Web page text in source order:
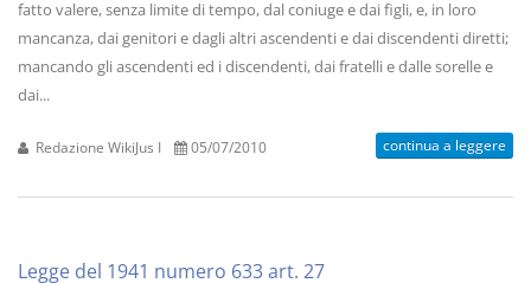
fatto valere, senza limite di tempo, dal coniuge e dai figli, e, in loro
mancanza, dai genitori e dagli altri ascendenti e dai discendenti diretti;
mancando gli ascendenti ed i discendenti, dai fratelli e dalle sorelle e
dai...
Redazione WikiJus I 05/07/2010 continua a leggere
Legge del 1941 numero 633 art. 27